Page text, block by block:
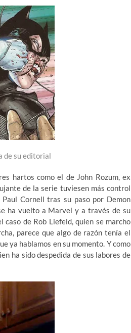
de su editorial
hartos como el de John Rozum, ex
de la serie tuviesen más control
Cornell tras su paso por Demon
ha vuelto a Marvel y a través de su
de Rob Liefeld, quien se marcho
parece que algo de razón tenía el
ya hablamos en su momento. Y como
ha sido despedida de sus labores de